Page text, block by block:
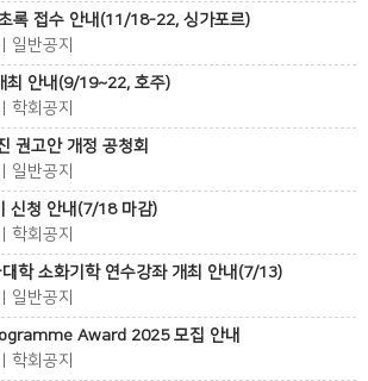
록 접수 안내(11/18-22, 싱가포르)
반공지
최 안내(9/19~22, 호주)
회공지
권고안 개정 공청회
반공지
신청 안내(7/18 마감)
회공지
학 소화기학 연수강좌 개최 안내(7/13)
반공지
Award 2025 모집 안내
회공지